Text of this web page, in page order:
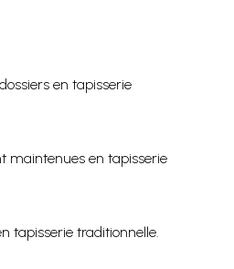
en tapisserie
maintenues en tapisserie
tapisserie traditionnelle.